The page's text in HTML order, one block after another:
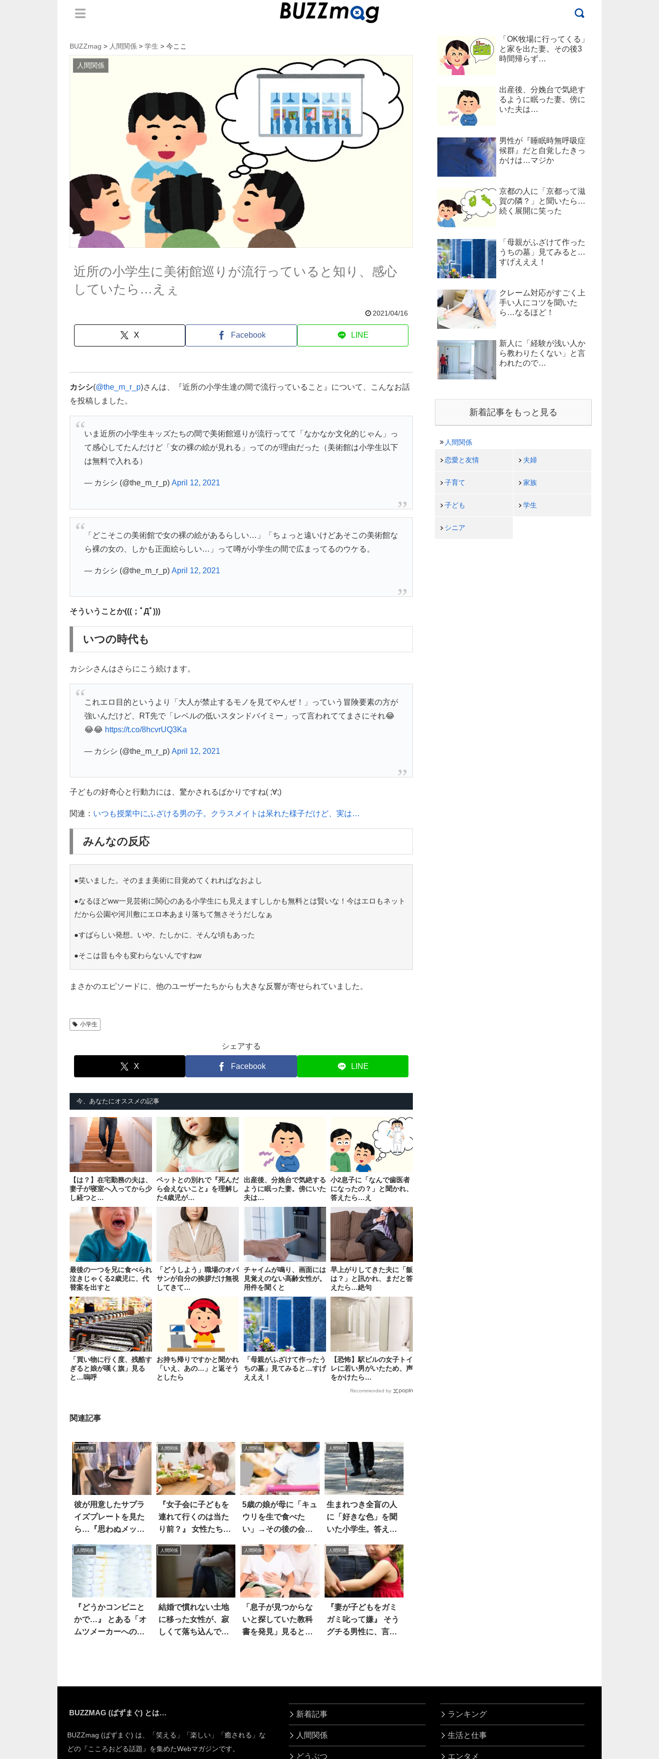
BUZZmag > 人間関係 > 学生 > 今ここ
人間関係
近所の小学生に美術館巡りが流行っていると知り、感心
していたら…えぇ
2021/04/16
X Facebook LINE
カシシ(@the_m_r_p)さんは、『近所の小学生達の間で流行っていること』について、こんなお話
を投稿しました。
いま近所の小学生キッズたちの間で美術館巡りが流行ってて「なかなか文化的じゃん」っ
て感心してたんだけど「女の裸の絵が見れる」ってのが理由だった（美術館は小学生以下
は無料で入れる）
— カシシ (@the_m_r_p) April 12, 2021
「どこそこの美術館で女の裸の絵があるらしい…」「ちょっと遠いけどあそこの美術館な
ら裸の女の、しかも正面絵らしい…」って噂が小学生の間で広まってるのウケる。
— カシシ (@the_m_r_p) April 12, 2021
そういうことか(((；ﾟДﾟ)))
いつの時代も
カシシさんはさらにこう続けます。
これエロ目的というより「大人が禁止するモノを見てやんぜ！」っていう冒険要素の方が
強いんだけど、RT先で「レベルの低いスタンドバイミー」って言われててまさにそれ😂
😂😂 https://t.co/8hcvrUQ3Ka
— カシシ (@the_m_r_p) April 12, 2021
子どもの好奇心と行動力には、驚かされるばかりですね( ;∀;)
関連： いつも授業中にふざける男の子。クラスメイトは呆れた様子だけど、実は…
みんなの反応
●笑いました。そのまま美術に目覚めてくれればなおよし
●なるほどww一見芸術に関心のある小学生にも見えますししかも無料とは賢いな！今はエロもネット
だから公園や河川敷にエロ本あまり落ちて無さそうだしなぁ
●すばらしい発想。いや、たしかに、そんな頃もあった
●そこは昔も今も変わらないんですねw
まさかのエピソードに、他のユーザーたちからも大きな反響が寄せられていました。
小学生
シェアする
X Facebook LINE
今、あなたにオススメの記事
【は？】在宅勤務の夫は、
妻子が寝室へ入ってから少
し経つと…
ペットとの別れで『死んだ
ら会えないこと』を理解し
た4歳児が…
出産後、分娩台で気絶する
ように眠った妻。傍にいた
夫は…
小2息子に「なんで歯医者
になったの？」と聞かれ、
答えたら…え
最後の一つを兄に食べられ
泣きじゃくる2歳児に、代
替案を出すと
「どうしよう」職場のオバ
サンが自分の挨拶だけ無視
してきて…
チャイムが鳴り、画面には
見覚えのない高齢女性が。
用件を聞くと
早上がりしてきた夫に「飯
は？」と訊かれ、まだと答
えたら…絶句
「買い物に行く度、残酷す
ぎると娘が嘆く旗」見る
と…嗚呼
お持ち帰りですかと聞かれ
「いえ、あの…」と返そう
としたら
「母親がふざけて作ったう
ちの墓」見てみると…すげ
えええ！
【恐怖】駅ビルの女子トイ
レに若い男がいたため、声
をかけたら…
Recommended by
関連記事
人間関係
彼が用意したサプラ
イズプレートを見た
ら…『思わぬメッセ
人間関係
『女子会に子どもを
連れて行くのは当た
り前？』 女性たちの
る
人間関係
5歳の娘が母に「キュ
ウリを生で食べた
い」→その後の会話
人間関係
生まれつき全盲の人
に「好きな色」を聞
いた小学生。答えに
人間関係
『どうかコンビニと
かで…』 とある「オ
ムツメーカーへの要
人間関係
結婚で慣れない土地
に移った女性が、寂
しくて落ち込んでい
人間関係
「息子が見つからな
いと探していた教科
書を発見」見ると…
人間関係
『妻が子どもをガミ
ガミ叱って嫌』 そう
グチる男性に、言っ
「OK牧場に行ってくる」
と家を出た妻。その後3
時間帰らず…
出産後、分娩台で気絶す
るように眠った妻。傍に
いた夫は…
男性が『睡眠時無呼吸症
候群』だと自覚したきっ
かけは…マジか
京都の人に「京都って滋
賀の隣？」と聞いたら…
続く展開に笑った
「母親がふざけて作った
うちの墓」見てみると…
すげえええ！
クレーム対応がすごく上
手い人にコツを聞いた
ら…なるほど！
新人に「経験が浅い人か
ら教わりたくない」と言
われたので…
新着記事をもっと見る
人間関係
恋愛と友情 夫婦
子育て 家族
子ども 学生
シニア
BUZZMAG (ばずまぐ) とは…
BUZZmag (ばずまぐ) は、「笑える」「楽しい」「癒される」な
どの『こころおどる話題』を集めたWebマガジンです。
新着記事
人間関係
どうぶつ
ランキング
生活と仕事
エンタメ